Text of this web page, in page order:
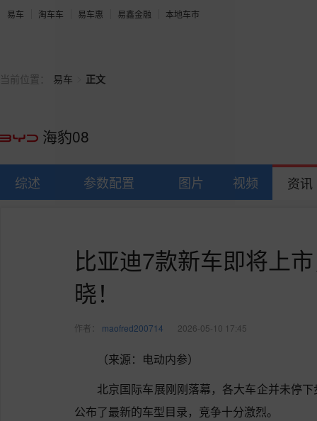
易车 淘车车 易车惠 易鑫金融 本地车市
当前位置： 易车 正文
海豹08
综述 参数配置 图片 视频 资讯
比亚迪7款新车即将上
晓！
作者： maofred200714 2026-05-10 17:45
（来源：电动内参）
北京国际车展刚刚落幕，各大车企并未停
公布了最新的车型目录，竞争十分激烈。